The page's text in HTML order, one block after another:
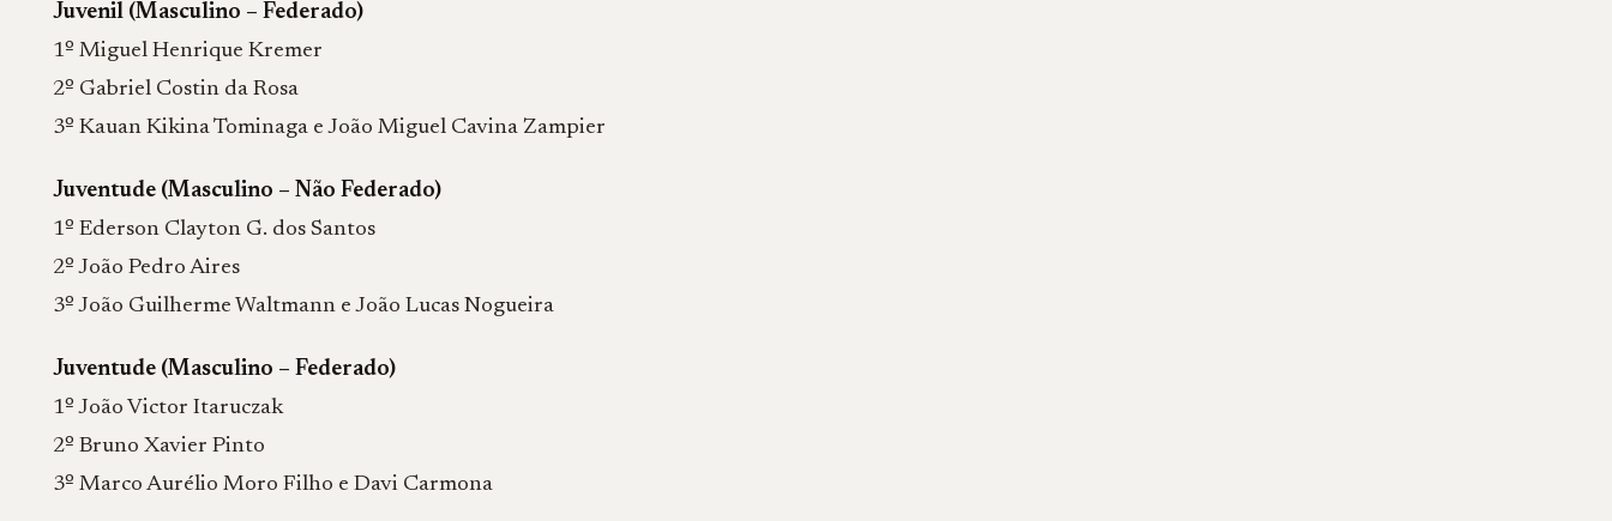
Juvenil (Masculino – Federado)
1º Miguel Henrique Kremer
2º Gabriel Costin da Rosa
3º Kauan Kikina Tominaga e João Miguel Cavina Zampier
Juventude (Masculino – Não Federado)
1º Ederson Clayton G. dos Santos
2º João Pedro Aires
3º João Guilherme Waltmann e João Lucas Nogueira
Juventude (Masculino – Federado)
1º João Victor Itaruczak
2º Bruno Xavier Pinto
3º Marco Aurélio Moro Filho e Davi Carmona